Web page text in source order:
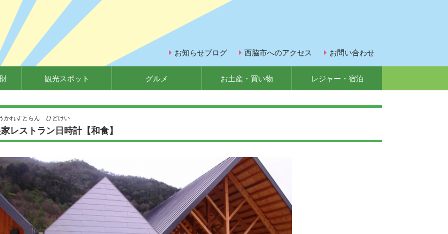
観光スポット グルメ お土産・買い物 レジャー・宿泊
お知らせブログ 西脇市へのアクセス お問い合わせ
かれすとらん ひどけい
レストラン日時計【和食】